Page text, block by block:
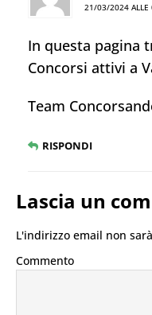
21/03/2024 ALLE
In questa pagina
Concorsi attivi a
Team
RISPONDI
Lascia un
L'indirizzo email non
Commento